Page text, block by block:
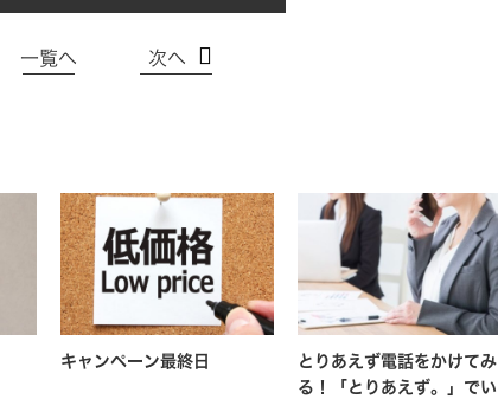
一覧へ 次へ
キャンペーン最終日
とりあえず電話をかけてみ
る！「とりあえず。」でい